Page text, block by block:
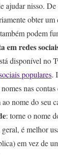
ajudar nisso.
obter
podem
em redes
disponível no
populares.
nas contas
nome do seu
: torne o nome
é melhor
em vez de